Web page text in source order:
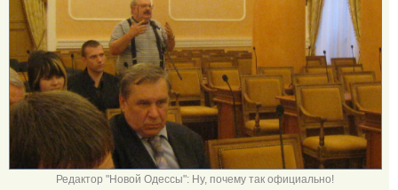
Редактор "Новой Одессы": Ну, почему так официально!